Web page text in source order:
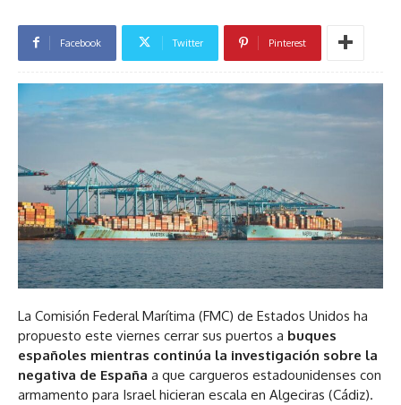
Facebook Twitter Pinterest
La Comisión Federal Marítima (FMC) de Estados Unidos ha
propuesto este viernes cerrar sus puertos a buques
españoles mientras continúa la investigación sobre la
negativa de España a que cargueros estadounidenses con
armamento para Israel hicieran escala en Algeciras (Cádiz).